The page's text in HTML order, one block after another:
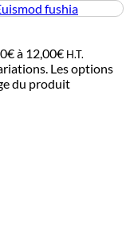
fushia
à 12,00€ H.T.
Les options
du produit